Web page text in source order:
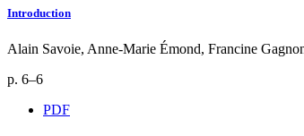
Introduction
Alain Savoie, Anne-Marie Émond, Francine
p. 6–6
PDF